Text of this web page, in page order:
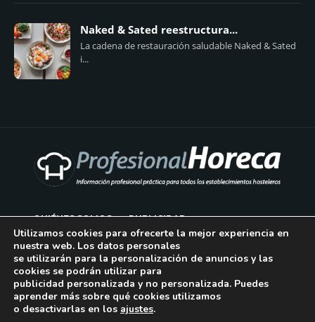
Naked & Sated reestructura...
La cadena de restauración saludable Naked & Sated
i...
QUIÉNES SOMOS PUBLICIDAD
AVISO LEGAL
POLÍTICA DE COOKIES
POLÍTICA DE PRIVACIDAD
Utilizamos cookies para ofrecerte la mejor experiencia en
nuestra web. Los datos personales
se utilizarán para la personalización de anuncios y las
cookies se podrán utilizar para
publicidad personalizada y no personalizada. Puedes
aprender más sobre qué cookies utilizamos
o desactivarlas en los ajustes.